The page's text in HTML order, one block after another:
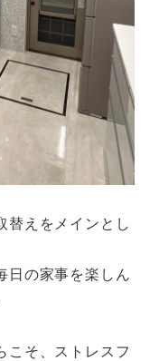
替えをメインとし
日の家事を楽しん
こそ、ストレスフ